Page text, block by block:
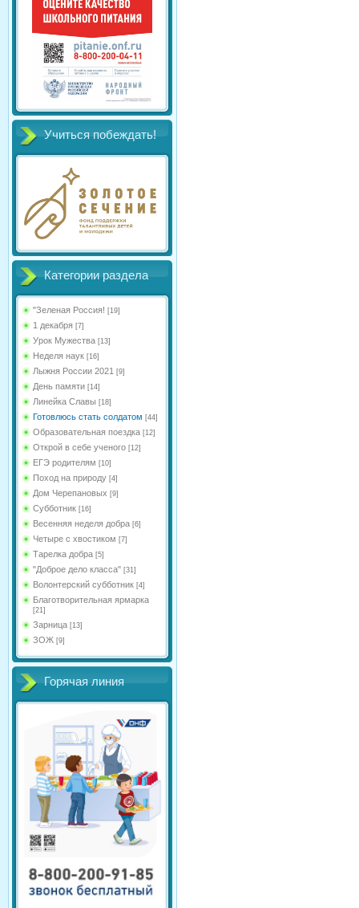
Учиться побеждать!
Категории раздела
"Зеленая Россия! [19]
1 декабря [7]
Урок Мужества [13]
Неделя наук [16]
Лыжня России 2021 [9]
День памяти [14]
Линейка Славы [18]
Готовлюсь стать солдатом [44]
Образовательная поездка [12]
Открой в себе ученого [12]
ЕГЭ родителям [10]
Поход на природу [4]
Дом Черепановых [9]
Субботник [16]
Весенняя неделя добра [6]
Четыре с хвостиком [7]
Тарелка добра [5]
"Доброе дело класса" [31]
Волонтерский субботник [4]
Благотворительная ярмарка
[21]
Зарница [13]
ЗОЖ [9]
Горячая линия